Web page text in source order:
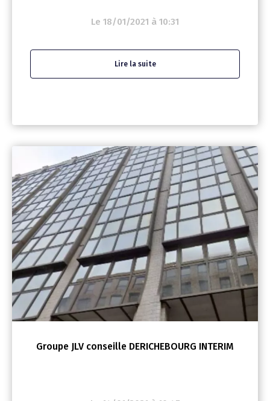
Le 18/01/2021 à 10:31
Lire la suite
Groupe JLV conseille DERICHEBOURG INTERIM